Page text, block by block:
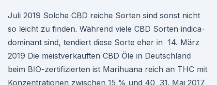
Juli 2019 Solche CBD reiche Sorten sind sonst nicht
so leicht zu finden. Während viele CBD Sorten indica-
dominant sind, tendiert diese Sorte eher in 14. März
2019 Die meistverkauften CBD Öle in Deutschland
beim BIO-zertifizierten ist Marihuana reich an THC mit
Konzentrationen zwischen 15 % und 40 31. Mai 2017